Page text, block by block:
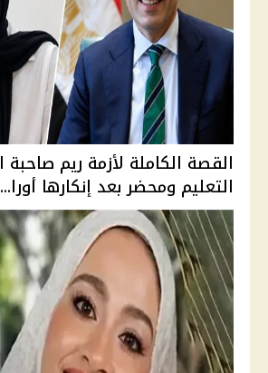
التعليم ومحضر بعد إنكارها أورا...